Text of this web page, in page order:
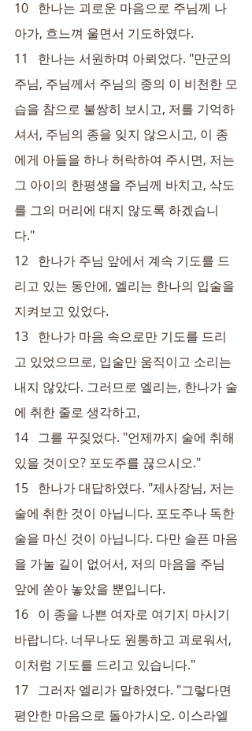
10   한나는 괴로운 마음으로 주님께 나
아가, 흐느껴 울면서 기도하였다.
11   한나는 서원하며 아뢰었다. "만군의
주님, 주님께서 주님의 종의 이 비천한 모
습을 참으로 불쌍히 보시고, 저를 기억하
셔서, 주님의 종을 잊지 않으시고, 이 종
에게 아들을 하나 허락하여 주시면, 저는
그 아이의 한평생을 주님께 바치고, 삭도
를 그의 머리에 대지 않도록 하겠습니
다."
12   한나가 주님 앞에서 계속 기도를 드
리고 있는 동안에, 엘리는 한나의 입술을
지켜보고 있었다.
13   한나가 마음 속으로만 기도를 드리
고 있었으므로, 입술만 움직이고 소리는
내지 않았다. 그러므로 엘리는, 한나가 술
에 취한 줄로 생각하고,
14   그를 꾸짖었다. "언제까지 술에 취해
있을 것이오? 포도주를 끊으시오."
15   한나가 대답하였다. "제사장님, 저는
술에 취한 것이 아닙니다. 포도주나 독한
술을 마신 것이 아닙니다. 다만 슬픈 마음
을 가눌 길이 없어서, 저의 마음을 주님
앞에 쏟아 놓았을 뿐입니다.
16   이 종을 나쁜 여자로 여기지 마시기
바랍니다. 너무나도 원통하고 괴로워서,
이처럼 기도를 드리고 있습니다."
17   그러자 엘리가 말하였다. "그렇다면
평안한 마음으로 돌아가시오. 이스라엘